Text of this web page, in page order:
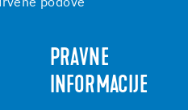
podove
PRAVNE
INFORMACIJE